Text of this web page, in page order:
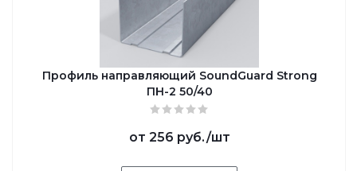
Профиль направляющий SoundGuard Strong
ПН-2 50/40
от 256 руб./шт